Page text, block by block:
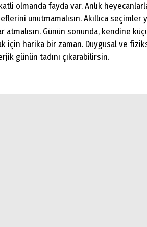
olmanda fayda var. Anlık
unutmamalısın. Akıllıca seçimler
atmalısın. Günün sonunda, kendine
için harika bir zaman. Duygusal ve
günün tadını çıkarabilirsin.